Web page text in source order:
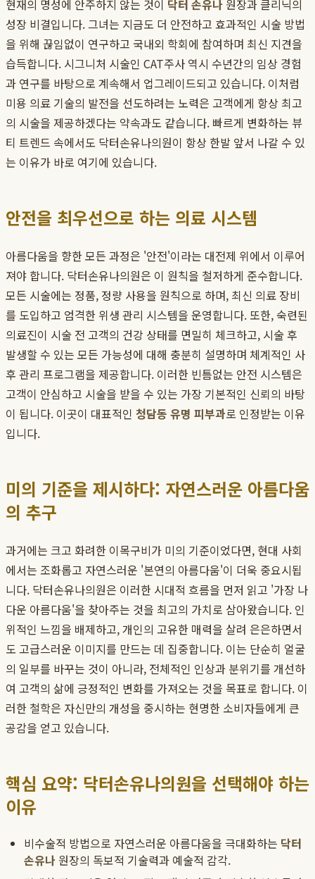
현재의 명성에 안주하지 않는 것이 닥터 손유나 원장과 클리닉의
성장 비결입니다. 그녀는 지금도 더 안전하고 효과적인 시술 방법
을 위해 끊임없이 연구하고 국내외 학회에 참여하며 최신 지견을
습득합니다. 시그니처 시술인 CAT주사 역시 수년간의 임상 경험
과 연구를 바탕으로 계속해서 업그레이드되고 있습니다. 이처럼
미용 의료 기술의 발전을 선도하려는 노력은 고객에게 항상 최고
의 시술을 제공하겠다는 약속과도 같습니다. 빠르게 변화하는 뷰
티 트렌드 속에서도 닥터손유나의원이 항상 한발 앞서 나갈 수 있
는 이유가 바로 여기에 있습니다.
안전을 최우선으로 하는 의료 시스템
아름다움을 향한 모든 과정은 '안전'이라는 대전제 위에서 이루어
져야 합니다. 닥터손유나의원은 이 원칙을 철저하게 준수합니다.
모든 시술에는 정품, 정량 사용을 원칙으로 하며, 최신 의료 장비
를 도입하고 엄격한 위생 관리 시스템을 운영합니다. 또한, 숙련된
의료진이 시술 전 고객의 건강 상태를 면밀히 체크하고, 시술 후
발생할 수 있는 모든 가능성에 대해 충분히 설명하며 체계적인 사
후 관리 프로그램을 제공합니다. 이러한 빈틈없는 안전 시스템은
고객이 안심하고 시술을 받을 수 있는 가장 기본적인 신뢰의 바탕
이 됩니다. 이곳이 대표적인 청담동 유명 피부과로 인정받는 이유
입니다.
미의 기준을 제시하다: 자연스러운 아름다움
의 추구
과거에는 크고 화려한 이목구비가 미의 기준이었다면, 현대 사회
에서는 조화롭고 자연스러운 '본연의 아름다움'이 더욱 중요시됩
니다. 닥터손유나의원은 이러한 시대적 흐름을 먼저 읽고 '가장 나
다운 아름다움'을 찾아주는 것을 최고의 가치로 삼아왔습니다. 인
위적인 느낌을 배제하고, 개인의 고유한 매력을 살려 은은하면서
도 고급스러운 이미지를 만드는 데 집중합니다. 이는 단순히 얼굴
의 일부를 바꾸는 것이 아니라, 전체적인 인상과 분위기를 개선하
여 고객의 삶에 긍정적인 변화를 가져오는 것을 목표로 합니다. 이
러한 철학은 자신만의 개성을 중시하는 현명한 소비자들에게 큰
공감을 얻고 있습니다.
핵심 요약: 닥터손유나의원을 선택해야 하는
이유
비수술적 방법으로 자연스러운 아름다움을 극대화하는 닥터
손유나 원장의 독보적 기술력과 예술적 감각.